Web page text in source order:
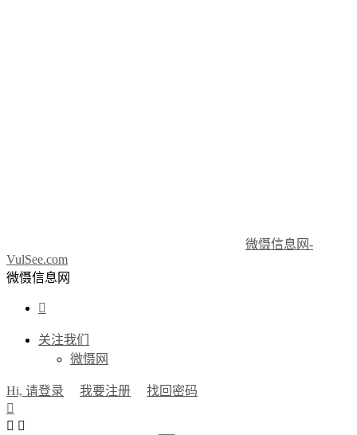
微慑信息网-
VulSee.com
微慑信息网

关注我们
微慑网
Hi, 请登录 我要注册
找回密码

 